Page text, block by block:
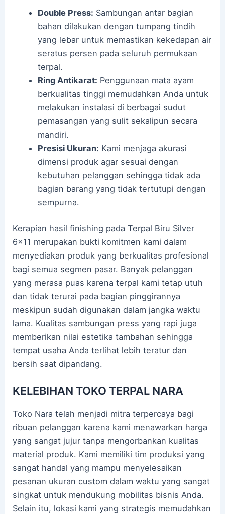
Double Press: Sambungan antar bagian
bahan dilakukan dengan tumpang tindih
yang lebar untuk memastikan kekedapan air
seratus persen pada seluruh permukaan
terpal.
Ring Antikarat: Penggunaan mata ayam
berkualitas tinggi memudahkan Anda untuk
melakukan instalasi di berbagai sudut
pemasangan yang sulit sekalipun secara
mandiri.
Presisi Ukuran: Kami menjaga akurasi
dimensi produk agar sesuai dengan
kebutuhan pelanggan sehingga tidak ada
bagian barang yang tidak tertutupi dengan
sempurna.
Kerapian hasil finishing pada Terpal Biru Silver
6×11 merupakan bukti komitmen kami dalam
menyediakan produk yang berkualitas profesional
bagi semua segmen pasar. Banyak pelanggan
yang merasa puas karena terpal kami tetap utuh
dan tidak terurai pada bagian pinggirannya
meskipun sudah digunakan dalam jangka waktu
lama. Kualitas sambungan press yang rapi juga
memberikan nilai estetika tambahan sehingga
tempat usaha Anda terlihat lebih teratur dan
bersih saat dipandang.
KELEBIHAN TOKO TERPAL NARA
Toko Nara telah menjadi mitra terpercaya bagi
ribuan pelanggan karena kami menawarkan harga
yang sangat jujur tanpa mengorbankan kualitas
material produk. Kami memiliki tim produksi yang
sangat handal yang mampu menyelesaikan
pesanan ukuran custom dalam waktu yang sangat
singkat untuk mendukung mobilitas bisnis Anda.
Selain itu, lokasi kami yang strategis memudahkan